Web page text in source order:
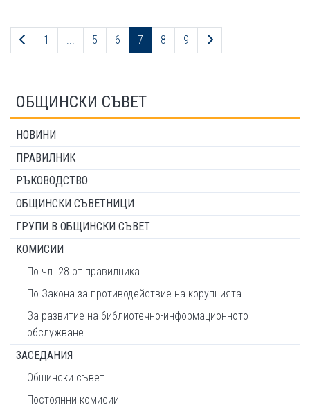
Предходна страница
1 ... 5 6 7 8 9 Следваща страница
ОБЩИНСКИ СЪВЕТ
НОВИНИ
ПРАВИЛНИК
РЪКОВОДСТВО
ОБЩИНСКИ СЪВЕТНИЦИ
ГРУПИ В ОБЩИНСКИ СЪВЕТ
КОМИСИИ
По чл. 28 от правилника
По Закона за противодействие на корупцията
За развитие на библиотечно-информационното
обслужване
ЗАСЕДАНИЯ
Общински съвет
Постоянни комисии